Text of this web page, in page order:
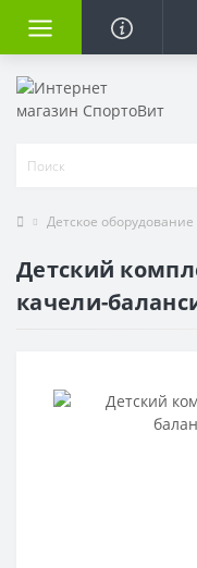
Детское оборудование
Детский
качели-